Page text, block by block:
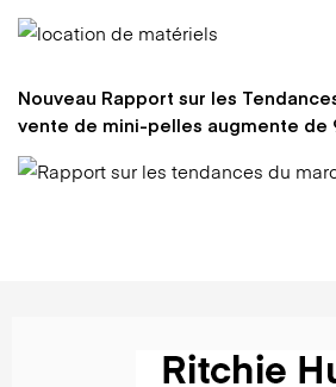
Nouveau Rapport sur les
vente de mini-pelles augmente de